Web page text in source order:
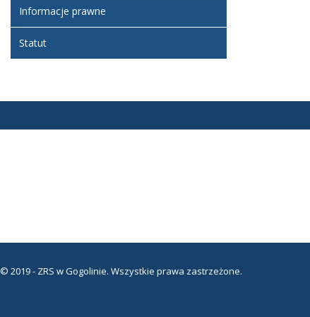
Informacje prawne
Statut
© 2019 - ZRS w Gogolinie. Wszystkie prawa zastrzeżone.